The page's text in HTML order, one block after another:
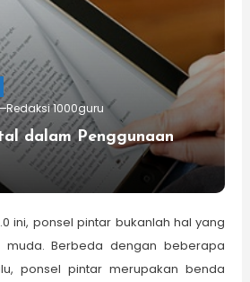
Redaksi 1000guru
dalam Penggunaan
ini, ponsel pintar bukanlah hal yang
Berbeda dengan beberapa
ponsel pintar merupakan benda